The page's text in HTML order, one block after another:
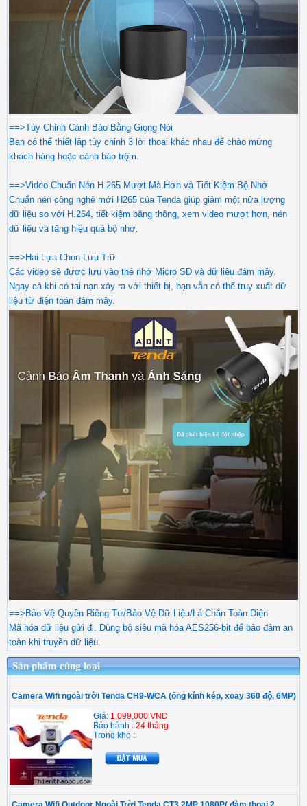
==>Tùy Chỉnh Cảnh Báo Bằng Giọng Nói
Bạn có thể thiết lập tùy chỉnh 3 lời thoại khác nhau để chào mừng
khách hàng hoặc cảnh báo trộm.
==>Video Chuẩn Nén H.265 Mượt Mà Hơn và Tiết Kiệm Bộ Nhớ
Chuẩn nén công nghệ mới H265 của Tenda giúp giảm một nửa lượng
dữ liệu so với H.264, tiết kiệm băng thông, xem video mượt hơn, nén
dữ liệu và tăng hiệu quả bộ nhớ.
==>Hai Lựa Chọn Lưu Trữ
Các video sẽ được lưu vào thẻ nhớ Micro SD và dữ liệu đám mây.
Ngay cả khi có tai nạn xảy ra với thiết bị, bạn vẫn có thể truy xuất dữ
liệu từ điện toán đám mây.
==>Bảo Vệ Quyền Riêng Tư/Bảo Vệ Dữ Liệu/Lá Chắn Toàn Diện
Mã hóa dữ liệu gửi đi. Dùng bộ siêu mã hóa AES256-bit để bảo đảm an
toàn khi truyền dữ liệu.
Sản phẩm cùng loại
Camera Wifi ngoài trời Tenda CH9-WCA (ống kính kép, xoay 360 độ, 6MP)
Giá: 1,099,000 VND
Bảo hành : 24 tháng
Trong kho :